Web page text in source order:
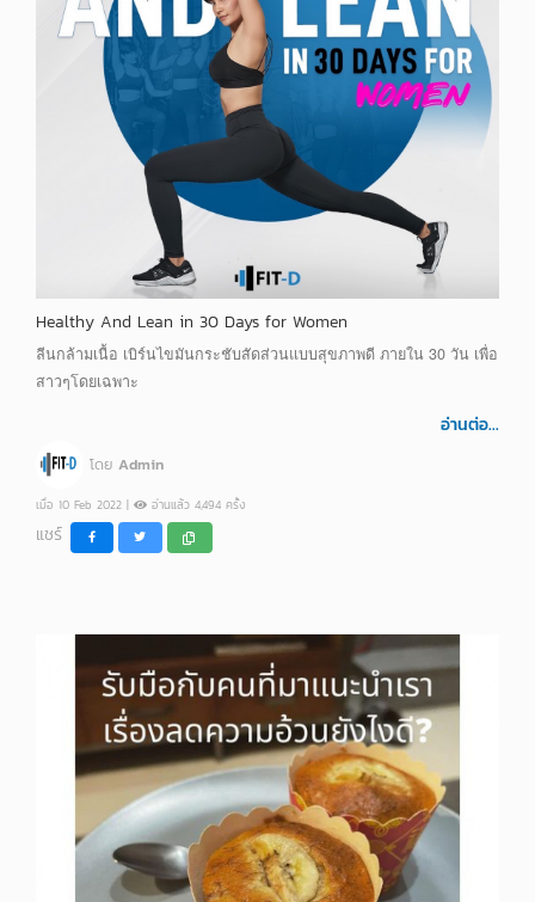
Healthy And Lean in 30 Days for Women
ลีนกล้ามเนื้อ เบิร์นไขมันกระชับสัดส่วนแบบสุขภาพดี ภายใน 30 วัน เพื่อ
สาวๆโดยเฉพาะ
อ่านต่อ...
โดย Admin
เมื่อ 10 Feb 2022 | อ่านแล้ว 4,494 ครั้ง
แชร์